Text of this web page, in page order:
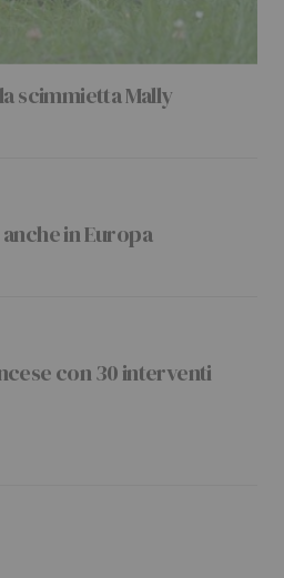
scimmietta Mally
in Europa
con 30 interventi